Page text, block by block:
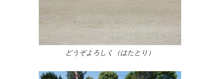
どうぞよろしく（はたとり）